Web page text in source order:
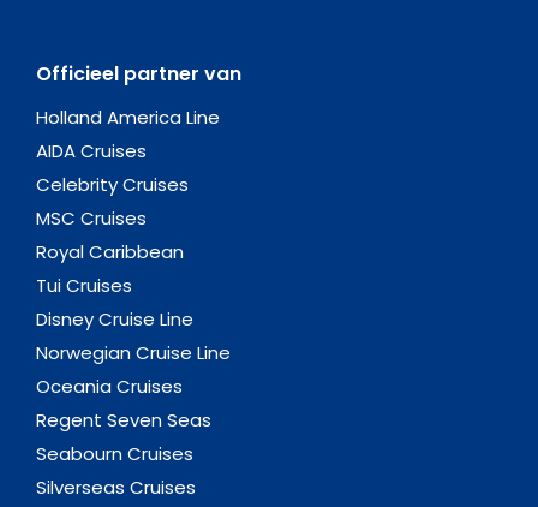
Officieel partner van
Holland America Line
AIDA Cruises
Celebrity Cruises
MSC Cruises
Royal Caribbean
Tui Cruises
Disney Cruise Line
Norwegian Cruise Line
Oceania Cruises
Regent Seven Seas
Seabourn Cruises
Silverseas Cruises